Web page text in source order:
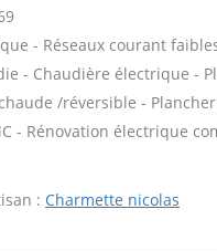
- Réseaux courant
- Chaudière électrique -
/réversible -
- Rénovation électrique
: Charmette nicolas